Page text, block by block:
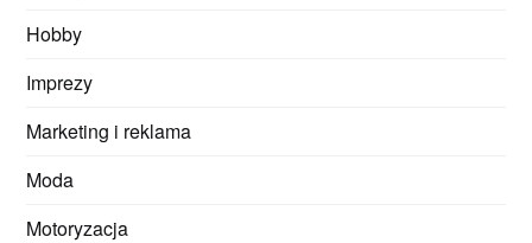
Hobby
Imprezy
Marketing i reklama
Moda
Motoryzacja